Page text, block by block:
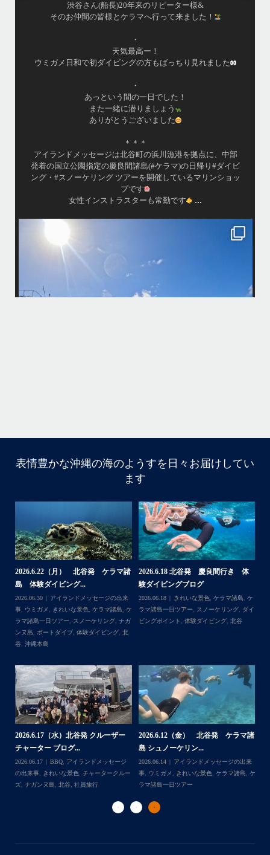
はいさい！
アイランドメッセージです
最近投稿できてませんでしたが今シーズンも渡嘉敷島上陸
ツアーとケラマ体験ダイビング&シュノーケル班に分かれて
毎日海へ行っております
海が穏やかな日がずーっと続いていてボートダイビングに
は最高のコンディションです！
昔よく潜りに来て下さっていたリピーターさんの子供が10
才になったので一緒にダイビングデビュー…なんて嬉しい
緒させて頂いてます
•
渡嘉敷島の方も夏には珍しい北風つづきのおかげでビーチ
が穏やか
...
island.message
・
最近は、連日クルーザーチャーターのご利用が続いていて梅雨明け後の
パーフェクトな海でバナナボートに船上BBQ、シュノーケリングとお楽
しみ頂いております
何ヶ月も前からやり取りさせて頂き温めていたご予約でしたので、お天
はいさい
アイランドメッセージです
最近は、連日クルーザーチャーターのご利用が続いていて
梅雨明け後のパーフェクトな海でバナナボートに船上
BBQ、シュノーケリングとお楽しみ頂いております
・
・
何ヶ月も前からやり取りさせて頂き温めていたご予約でし
たので、お天気とコンディションに恵まれて、皆さん大満
足な一日を過ごして頂けて本当によかったです
また来年も社員旅行で沖縄へいらっしゃる際は是非ご利用
くださいね！！
...
表情豊かな沖縄の海のようすを日々お届けしてい
ます
【台風13号によるツアー中止のお知
らせ】
2026.08.06
アイランドメッセージの出来
事, 台風
2026.8.2（火） 北谷発 ケラマ諸
島 体験ダイビング&...
2026.08.03
アイランドメッセージの出来
事,きれいな景色,ケラマ諸島, ケラマ諸島
一日ツアー ,スノーケリング,ナガンヌ島
2026.7.28（火） 北谷発 ケラマ諸
島 体験ダイビング...
2026.07.30
アイランドメッセージの出来
事,ウミウシ ,きれいな景色, ケラマ諸島,ケ
ラマ諸島一日ツアー,スノーケリング, 体験
ダイビング,北谷
2026.7.23 北谷発 慶良間行き 体
験ダイビング＆シュ...
ケラマ諸島